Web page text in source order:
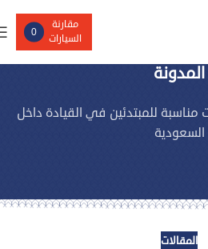
مقارنة
السيارات
0
المدونة
مناسبة للمبتدئين في القيادة داخل
السعودية
المقالات